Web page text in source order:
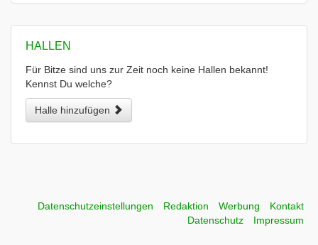
HALLEN
Für Bitze sind uns zur Zeit noch keine Hallen bekannt!
Kennst Du welche?
Halle hinzufügen
Datenschutzeinstellungen Redaktion Werbung
Kontakt
Datenschutz
Impressum